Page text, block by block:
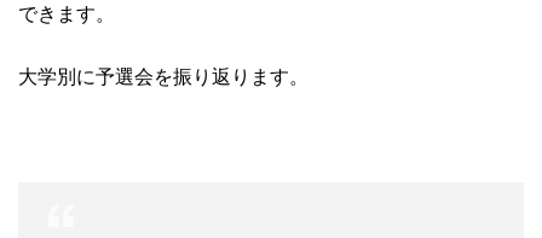
できます。
大学別に予選会を振り返ります。